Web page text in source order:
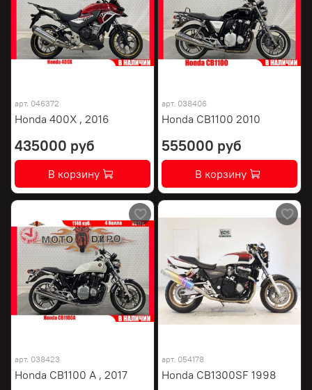
арт. 046372
Honda 400X , 2016
435000 руб
В корзину
арт. 038406
Honda CB1100 2010
555000 руб
В корзину
арт. 038423
Honda CB1100 A , 2017
арт. 054178
Honda CB1300SF 1998